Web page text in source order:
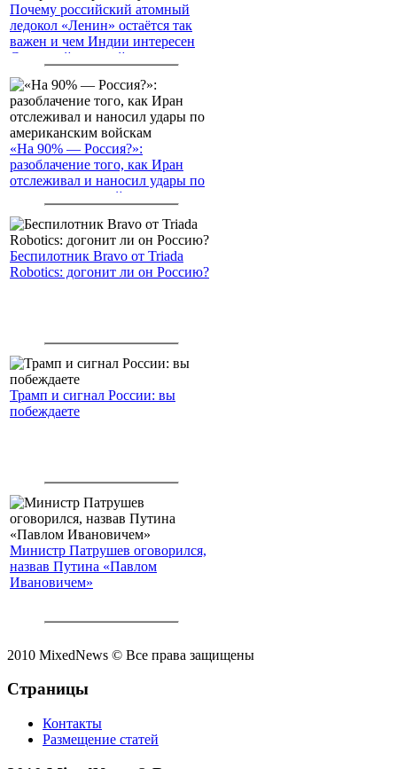
Почему российский атомный
ледокол «Ленин» остаётся так
важен и чем Индии интересен
Северный морской путь
«На 90% — Россия?»:
разоблачение того, как Иран
отслеживал и наносил удары по
американским войскам
Беспилотник Bravo от Triada
Robotics: догонит ли он Россию?
Трамп и сигнал России: вы
побеждаете
Министр Патрушев оговорился,
назвав Путина «Павлом
Ивановичем»
2010 MixedNews © Все права защищены
Страницы
Контакты
Размещение статей